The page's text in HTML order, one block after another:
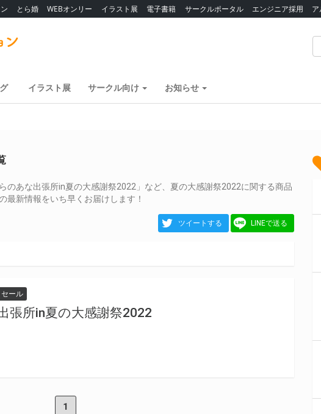
とら婚 WEBオンリー イラスト展 電子書籍 サークルポータル エンジニア採用
イラスト展 サークル向け お知らせ
のあな出張所in夏の大感謝祭2022」など、夏の大感謝祭2022に関する商品
最新情報をいち早くお届けします！
ツイートする LINEで送る
ール
張所in夏の大感謝祭2022
1